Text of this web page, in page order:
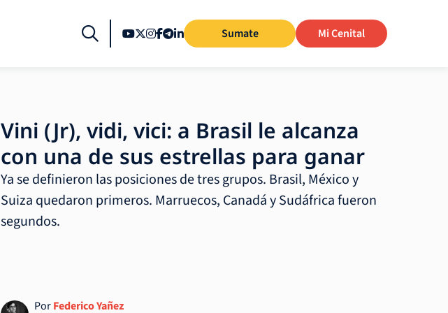
Sumate Mi Cenital
Vini (Jr), vidi, vici: a Brasil le alcanza
con una de sus estrellas para ganar
Ya se definieron las posiciones de tres grupos. Brasil, México y
Suiza quedaron primeros. Marruecos, Canadá y Sudáfrica fueron
segundos.
PorFederico Yañez